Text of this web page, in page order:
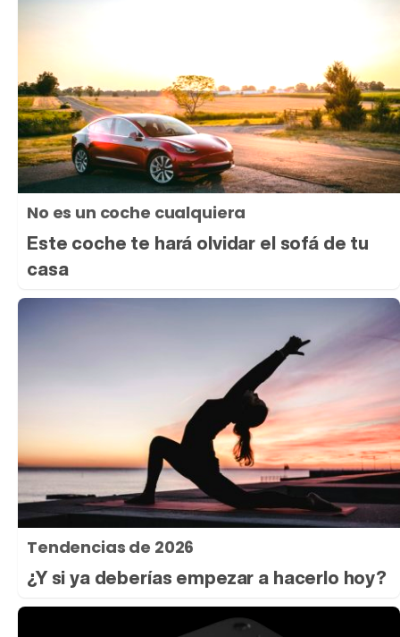
No es un coche cualquiera
Este coche te hará olvidar el sofá de tu
casa
Tendencias de 2026
¿Y si ya deberías empezar a hacerlo hoy?